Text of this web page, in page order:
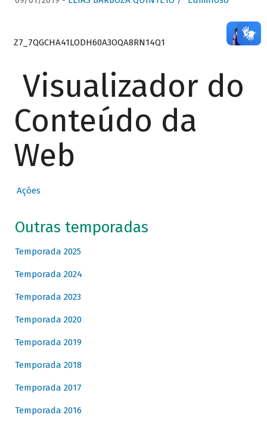
Z7_7QGCHA41LODH60A3OQA8RN14Q1
Visualizador do
Conteúdo da
Web
Ações
Outras temporadas
Temporada 2025
Temporada 2024
Temporada 2023
Temporada 2020
Temporada 2019
Temporada 2018
Temporada 2017
Temporada 2016